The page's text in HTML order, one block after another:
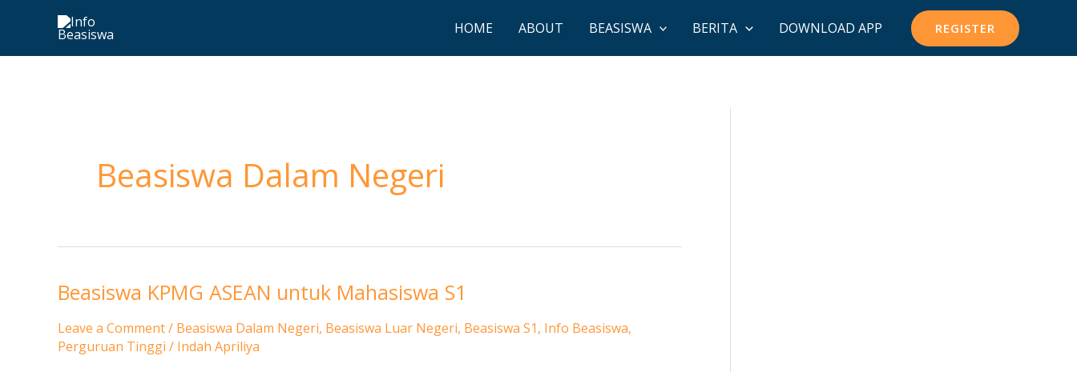
content
HOME ABOUT BEASISWA BERITA DOWNLOAD APP REGISTER
Beasiswa Dalam Negeri
Beasiswa KPMG ASEAN untuk Mahasiswa S1
Leave a Comment/ Beasiswa Dalam Negeri, Beasiswa Luar Negeri, Beasiswa S1, Info Beasiswa,
Perguruan Tinggi / Indah Apriliya
Beasiswa
ASEAN
untuk